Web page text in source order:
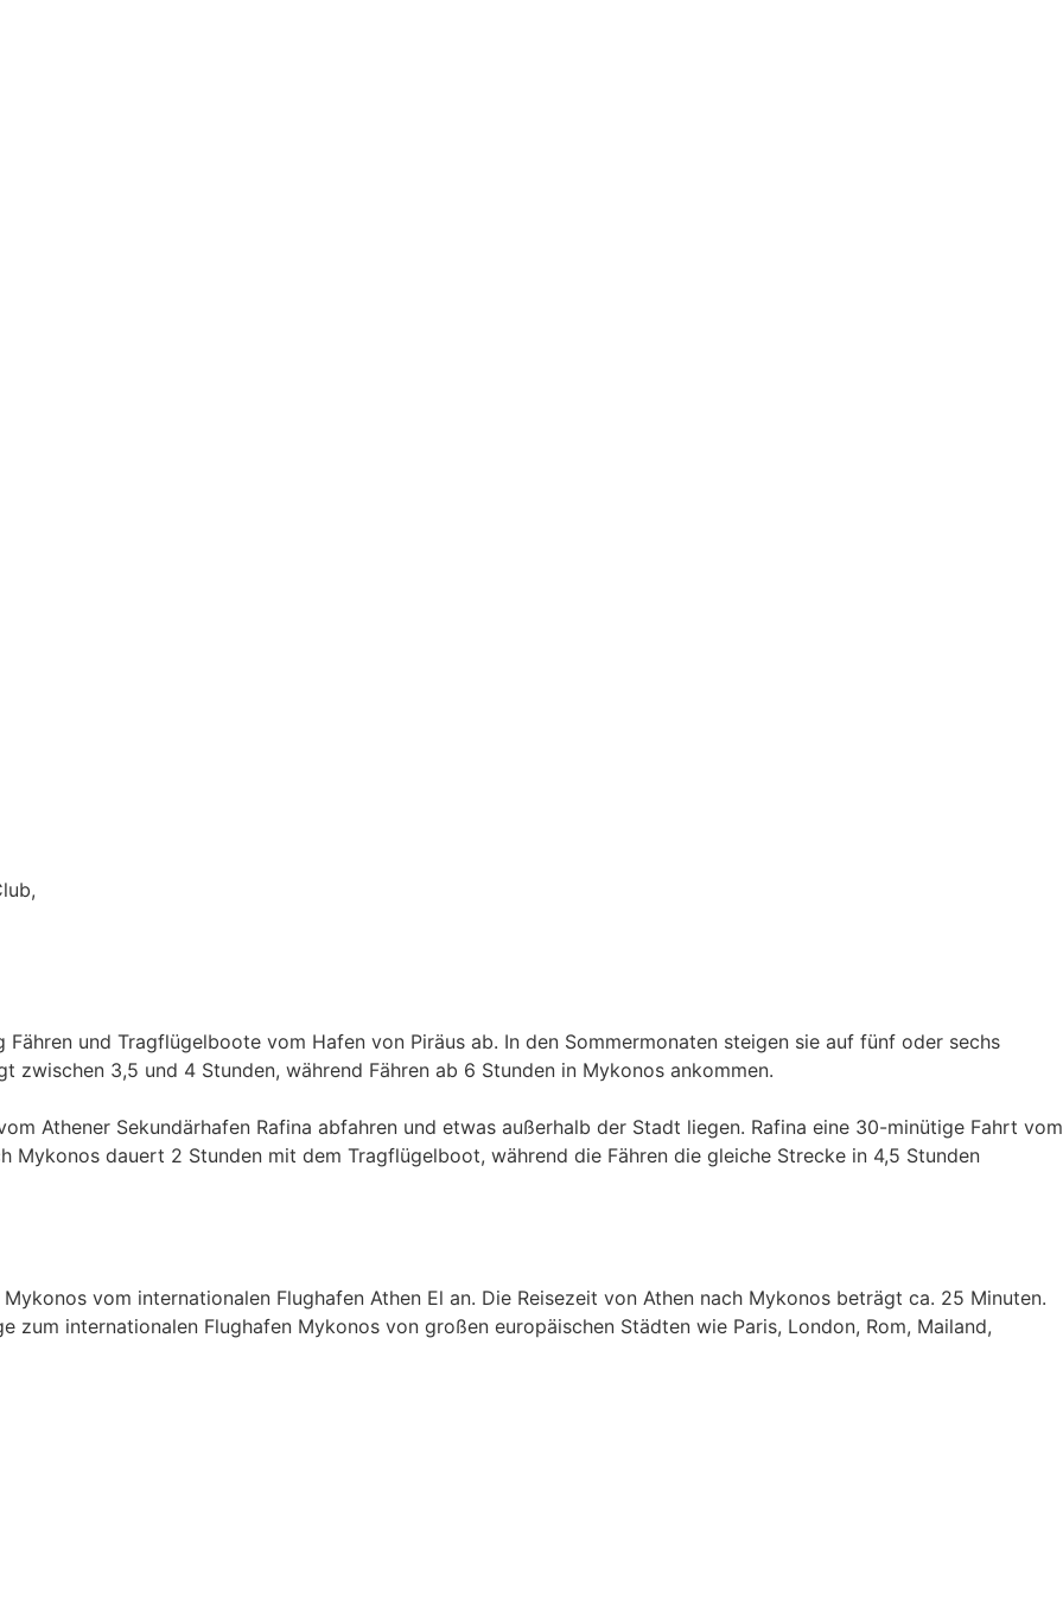
und Tragflügelboote vom Hafen von Piräus ab. In den Sommermonaten steigen sie auf fünf oder sechs
zwischen 3,5 und 4 Stunden, während Fähren ab 6 Stunden in Mykonos ankommen.
Athener Sekundärhafen Rafina abfahren und etwas außerhalb der Stadt liegen. Rafina eine 30-minütige Fahrt vom
Mykonos dauert 2 Stunden mit dem Tragflügelboot, während die Fähren die gleiche Strecke in 4,5 Stunden
vom internationalen Flughafen Athen El an. Die Reisezeit von Athen nach Mykonos beträgt ca. 25 Minuten.
zum internationalen Flughafen Mykonos von großen europäischen Städten wie Paris, London, Rom, Mailand,